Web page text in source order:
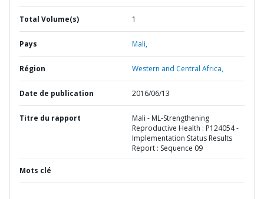
Total Volume(s) 1
Pays Mali,
Région Western and Central Africa,
Date de publication 2016/06/13
Titre du rapport
Mali - ML-Strengthening
Reproductive Health : P124054 -
Implementation Status Results
Report : Sequence 09
Mots clé